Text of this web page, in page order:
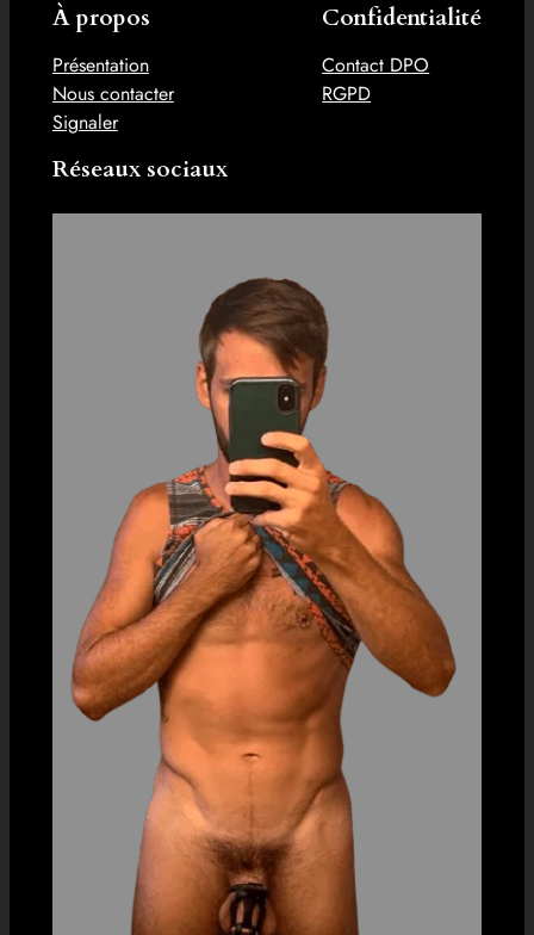
À propos
Présentation
Nous contacter
Signaler
Confidentialité
Contact DPO
RGPD
Réseaux sociaux